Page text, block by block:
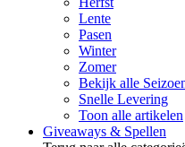
Lente
Pasen
Winter
Zomer
Bekijk alle
Snelle Levering
Toon alle artikelen
Giveaways & Spellen